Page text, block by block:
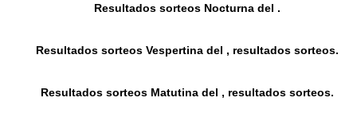
Resultados sorteos Nocturna del .
Resultados sorteos Vespertina del , resultados sorteos.
Resultados sorteos Matutina del , resultados sorteos.